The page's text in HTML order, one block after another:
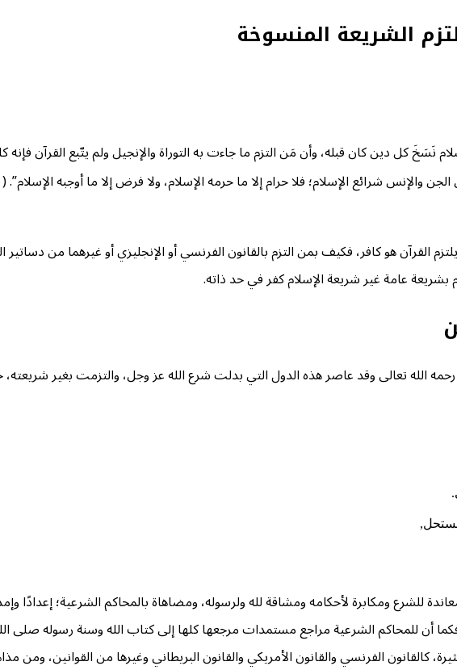
الشريعة المنسوخة
نَسَخَ كل دين كان قبله، وأن مَن التزم ما جاءت به التوراة والإنجيل ولم يتّبع القرآن
والإنس شرائع الإسلام؛ فلا حرام إلا ما حرمه الإسلام، ولا فرض إلا ما أوجبه الإسلام”. (
القرآن هو كافر، فكيف بمن التزم بالقانون الفرنسي أو الإنجليزي أو غيرهما من دساتير
بشريعة عامة غير شريعة الإسلام كفر في حد ذاته.
الله تعالى وقد عاصر هذه الدول التي بدلت شرع الله عز وجل، والتزمت بغير
للشرع ومكابرة لأحكامه ومشاقة لله ولرسوله، ومضاهاة بالمحاكم الشرعية؛ إعدادًا
أن للمحاكم الشرعية مراجع مستمدات مرجعها كلها إلى كتاب الله وسنة رسوله صلى
كالقانون الفرنسي والقانون الأمريكي والقانون البريطاني وغيرها من القوانين،